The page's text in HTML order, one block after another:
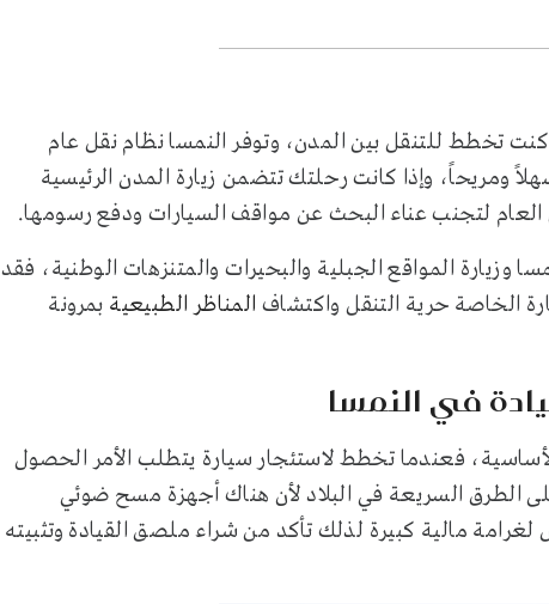
تخطط للتنقل بين المدن، وتوفر النمسا نظام نقل عام
ومريحاً، وإذا كانت رحلتك تتضمن زيارة المدن الرئيسية
العام لتجنب عناء البحث عن مواقف السيارات ودفع رسومها.
المواقع الجبلية والبحيرات والمتنزهات الوطنية، فقد
الخاصة حرية التنقل واكتشاف المناظر الطبيعية بمرونة
في النمسا
فعندما تخطط لاستئجار سيارة يتطلب الأمر الحصول
الطرق السريعة في البلاد لأن هناك أجهزة مسح ضوئي
مالية كبيرة لذلك تأكد من شراء ملصق القيادة وتثبيته